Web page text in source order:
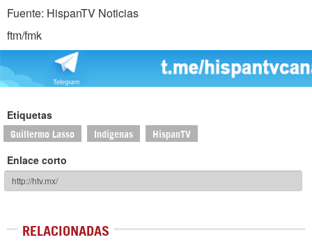
Fuente: HispanTV Noticias
ftm/fmk
Etiquetas
Guillermo Lasso Indígenas HispanTV
Enlace corto
RELACIONADAS